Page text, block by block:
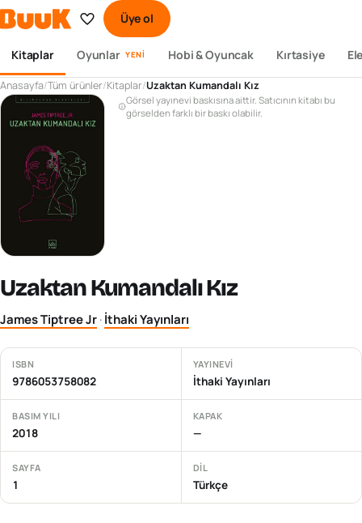
Üye ol
Kitaplar Oyunlar YENI Hobi & Oyuncak Kırtasiye
Anasayfa/Tüm ürünler/Kitaplar/Uzaktan Kumandalı Kız
Görsel yayınevi baskısına aittir. Satıcının kitabı bu
görselden farklı bir baskı olabilir.
Uzaktan Kumandalı Kız
James Tiptree Jr·İthaki Yayınları
ISBN
9786053758082
YAYINEVI
İthaki Yayınları
BASIM YILI
2018
KAPAK
—
SAYFA
1
DIL
Türkçe